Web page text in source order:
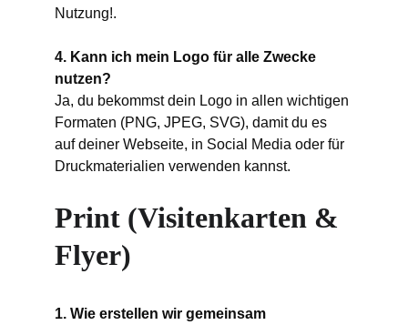
Nutzung!.
4. Kann ich mein Logo für alle Zwecke
nutzen?
Ja, du bekommst dein Logo in allen wichtigen
Formaten (PNG, JPEG, SVG), damit du es
auf deiner Webseite, in Social Media oder für
Druckmaterialien verwenden kannst.
Print (Visitenkarten &
Flyer)
1. Wie erstellen wir gemeinsam